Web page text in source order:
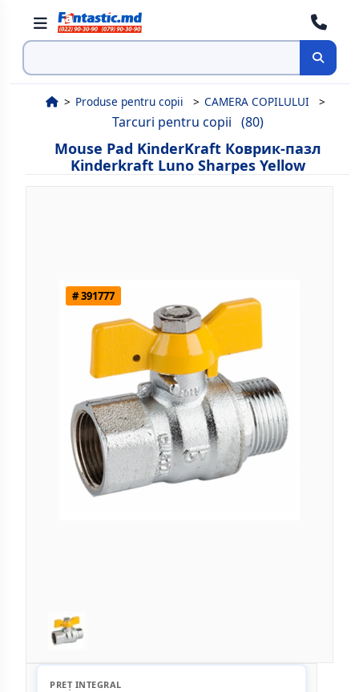
Cauta
Produse pentru copii CAMERA COPILULUI
Tarcuri pentru copii (80)
Mouse Pad KinderKraft Коврик-пазл
Kinderkraft Luno Sharpes Yellow
# 391777
PREȚ INTEGRAL